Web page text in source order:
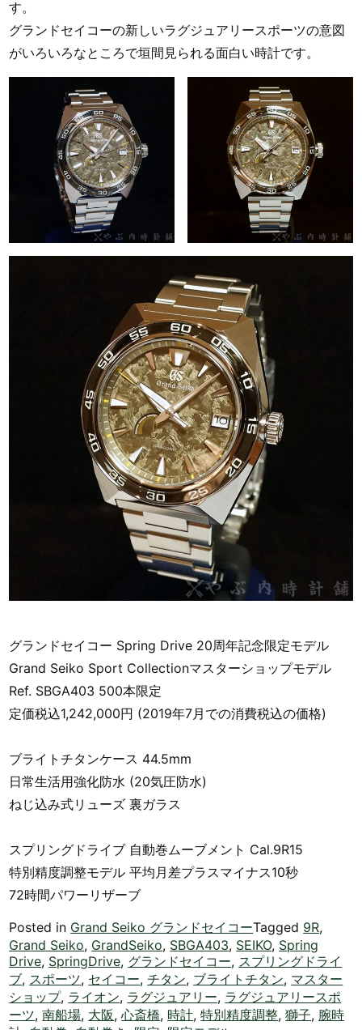
す。
グランドセイコーの新しいラグジュアリースポーツの意図
がいろいろなところで垣間見られる面白い時計です。
グランドセイコー Spring Drive 20周年記念限定モデル
Grand Seiko Sport Collectionマスターショップモデル
Ref. SBGA403 500本限定
定価税込1,242,000円 (2019年7月での消費税込の価格)
ブライトチタンケース 44.5mm
日常生活用強化防水 (20気圧防水)
ねじ込み式リューズ 裏ガラス
スプリングドライブ 自動巻ムーブメント Cal.9R15
特別精度調整モデル 平均月差プラスマイナス10秒
72時間パワーリザーブ
Posted in Grand Seiko グランドセイコーTagged 9R,
Grand Seiko, GrandSeiko, SBGA403, SEIKO, Spring
Drive, SpringDrive, グランドセイコー, スプリングドライ
ブ, スポーツ, セイコー,チタン, ブライトチタン, マスター
ショップ, ライオン, ラグジュアリー, ラグジュアリースポ
ーツ,南船場, 大阪,心斎橋, 時計,特別精度調整,獅子, 腕時